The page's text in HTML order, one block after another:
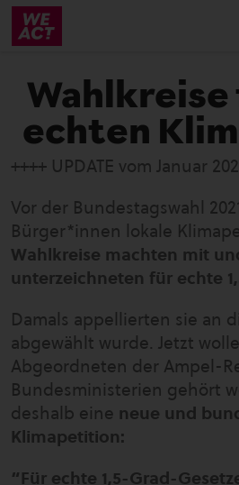
Skip
content
echten
++++ UPDATE vom Januar
Vor der Bundestagswahl
Bürger*innen lokale
Wahlkreise machten mit
unterzeichneten für echte
Damals appellierten sie an
abgewählt wurde. Jetzt
Abgeordneten der Ampel-
Bundesministerien gehört
deshalb eine neue und
Klimapetition:
“Für echte 1,5-Grad-